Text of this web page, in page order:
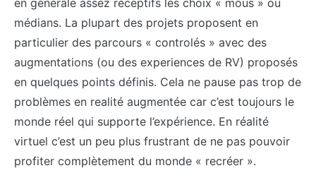
en générale assez réceptifs les choix « mous » ou
médians. La plupart des projets proposent en
particulier des parcours « controlés » avec des
augmentations (ou des experiences de RV) proposés
en quelques points définis. Cela ne pause pas trop de
problèmes en realité augmentée car c’est toujours le
monde réel qui supporte l’expérience. En réalité
virtuel c’est un peu plus frustrant de ne pas pouvoir
profiter complètement du monde « recréer ».